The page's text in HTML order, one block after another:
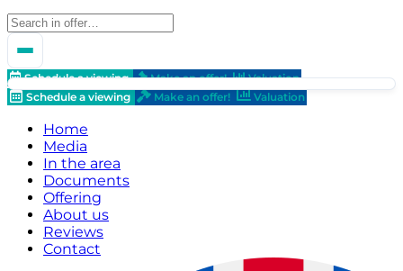
Schedule a viewing Make an offer!
Valuation
Schedule a viewing
Make an offer! Valuation
Home
Media
In the area
Documents
Offering
About us
Reviews
Contact